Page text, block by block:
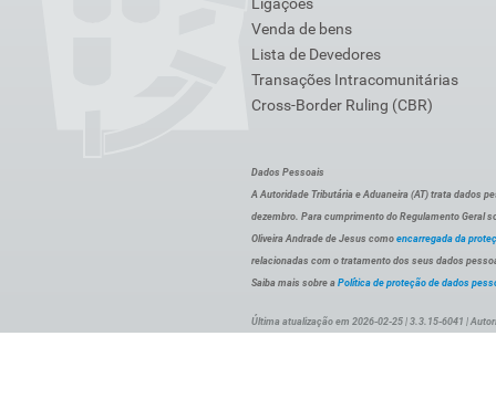
Venda de bens
Lista de Devedores
Transações Intracomunitárias
Cross-Border Ruling (CBR)
Dados Pessoais
A Autoridade Tributária e Aduaneira (AT) trata dados
dezembro. Para cumprimento do Regulamento Geral
Oliveira Andrade de Jesus como encarregada da
relacionadas com o tratamento dos seus dados
Saiba mais sobre a Política de proteção de dados
Última atualização em 2026-02-25 | 3.3.15-6041 |